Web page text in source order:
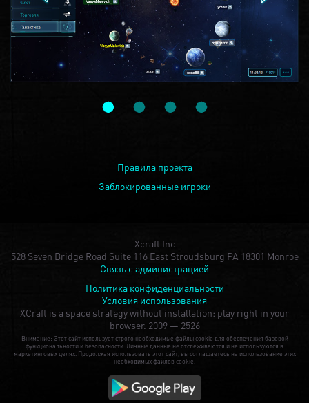
Правила проекта
Заблокированные игроки
Xcraft Inc
528 Seven Bridge Road Suite 116 East Stroudsburg PA 18301 Monroe
Связь с администрацией
Политика конфиденциальности
Условия использования
XCraft is a space strategy without installation: play right in your
browser. 2009 — 2526
Внимание: Этот сайт использует строго необходимые файлы cookie для обеспечения базовой
функциональности и безопасности. Личные данные не отслеживаются и не используются в
маркетинговых целях. Продолжая использовать этот сайт, вы соглашаетесь на использование этих
необходимых файлов cookie.